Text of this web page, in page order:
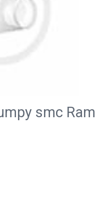
smc Ram